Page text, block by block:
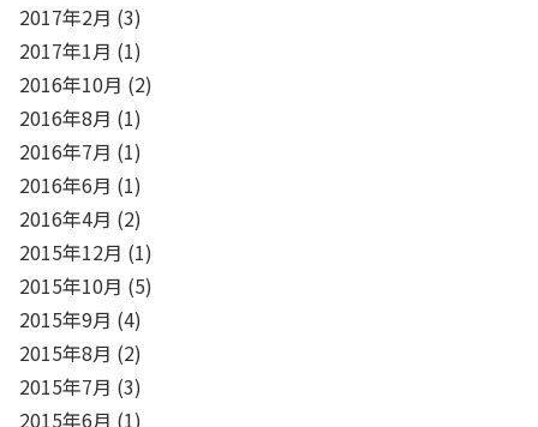
2017年2月 (3)
2017年1月 (1)
2016年10月 (2)
2016年8月 (1)
2016年7月 (1)
2016年6月 (1)
2016年4月 (2)
2015年12月 (1)
2015年10月 (5)
2015年9月 (4)
2015年8月 (2)
2015年7月 (3)
2015年6月 (1)